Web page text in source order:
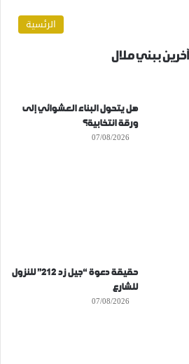
الرئسية
هل يتحول البناء العشوائي إلى
ورقة انتخابية؟
07/08/2026
حقيقة دعوة “جيل زد 212” للنزول
للشارع
07/08/2026